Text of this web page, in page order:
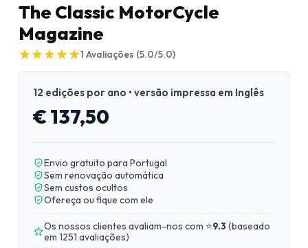
The Classic MotorCycle
Magazine
★
★★
★★
★★
★★
★1 Avaliações (5.0/5.0)
12 edições por ano • versão impressa em Inglês
€ 137,50
Envio gratuito para Portugal
Sem renovação automática
Sem custos ocultos
Ofereça ou fique com ele
Os nossos clientes avaliam-nos com ⭐9.3(baseado
em 1251 avaliações)